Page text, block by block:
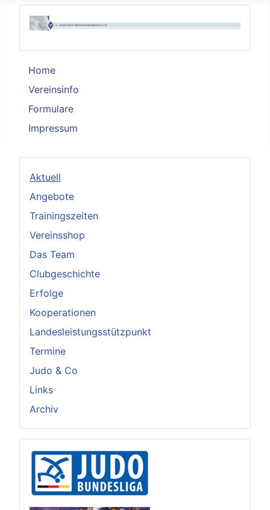
Home
Vereinsinfo
Formulare
Impressum
Aktuell
Angebote
Trainingszeiten
Vereinsshop
Das Team
Clubgeschichte
Erfolge
Kooperationen
Landesleistungsstützpunkt
Termine
Judo & Co
Links
Archiv